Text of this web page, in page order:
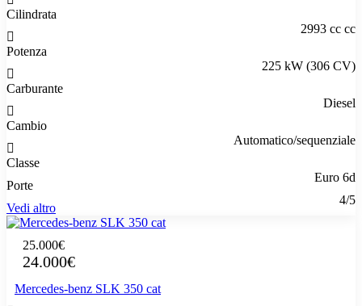
Cilindrata
2993 cc cc
Potenza
225 kW (306 CV)
Carburante
Diesel
Cambio
Automatico/sequenziale
Classe
Euro 6d
Porte
4/5
Vedi altro
25.000€
24.000€
Mercedes-benz SLK 350 cat